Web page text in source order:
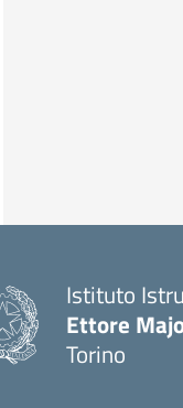
Istituto
Ettore
Torino